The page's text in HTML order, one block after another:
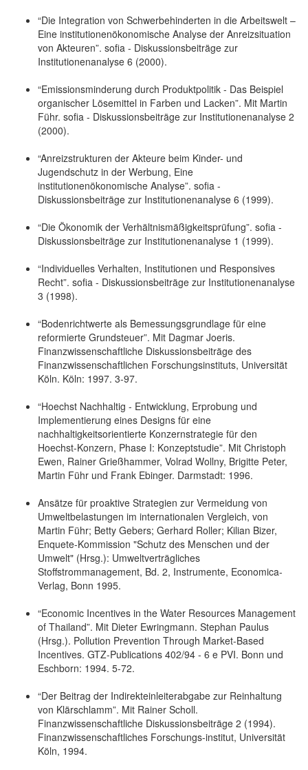
“Die Integration von Schwerbehinderten in die Arbeitswelt –
Eine institutionenökonomische Analyse der Anreizsituation
von Akteuren”. sofia - Diskussionsbeiträge zur
Institutionenanalyse 6 (2000).
“Emissionsminderung durch Produktpolitik - Das Beispiel
organischer Lösemittel in Farben und Lacken”. Mit Martin
Führ. sofia - Diskussionsbeiträge zur Institutionenanalyse 2
(2000).
“Anreizstrukturen der Akteure beim Kinder- und
Jugendschutz in der Werbung, Eine
institutionenökonomische Analyse”. sofia -
Diskussionsbeiträge zur Institutionenanalyse 6 (1999).
“Die Ökonomik der Verhältnismäßigkeitsprüfung”. sofia -
Diskussionsbeiträge zur Institutionenanalyse 1 (1999).
“Individuelles Verhalten, Institutionen und Responsives
Recht”. sofia - Diskussionsbeiträge zur Institutionenanalyse
3 (1998).
“Bodenrichtwerte als Bemessungsgrundlage für eine
reformierte Grundsteuer”. Mit Dagmar Joeris.
Finanzwissenschaftliche Diskussionsbeiträge des
Finanzwissenschaftlichen Forschungsinstituts, Universität
Köln. Köln: 1997. 3-97.
“Hoechst Nachhaltig - Entwicklung, Erprobung und
Implementierung eines Designs für eine
nachhaltigkeitsorientierte Konzernstrategie für den
Hoechst-Konzern, Phase I: Konzeptstudie”. Mit Christoph
Ewen, Rainer Grießhammer, Volrad Wollny, Brigitte Peter,
Martin Führ und Frank Ebinger. Darmstadt: 1996.
Ansätze für proaktive Strategien zur Vermeidung von
Umweltbelastungen im internationalen Vergleich, von
Martin Führ; Betty Gebers; Gerhard Roller; Kilian Bizer,
Enquete-Kommission "Schutz des Menschen und der
Umwelt" (Hrsg.): Umweltverträgliches
Stoffstrommanagement, Bd. 2, Instrumente, Economica-
Verlag, Bonn 1995.
“Economic Incentives in the Water Resources Management
of Thailand”. Mit Dieter Ewringmann. Stephan Paulus
(Hrsg.). Pollution Prevention Through Market-Based
Incentives. GTZ-Publications 402/94 - 6 e PVI. Bonn und
Eschborn: 1994. 5-72.
“Der Beitrag der Indirekteinleiterabgabe zur Reinhaltung
von Klärschlamm”. Mit Rainer Scholl.
Finanzwissenschaftliche Diskussionsbeiträge 2 (1994).
Finanzwissenschaftliches Forschungs-institut, Universität
Köln, 1994.